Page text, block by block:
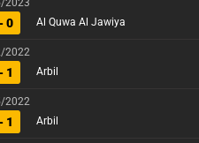
2023
0 Al Quwa Al Jawiya
2022
1 Arbil
2022
1 Arbil